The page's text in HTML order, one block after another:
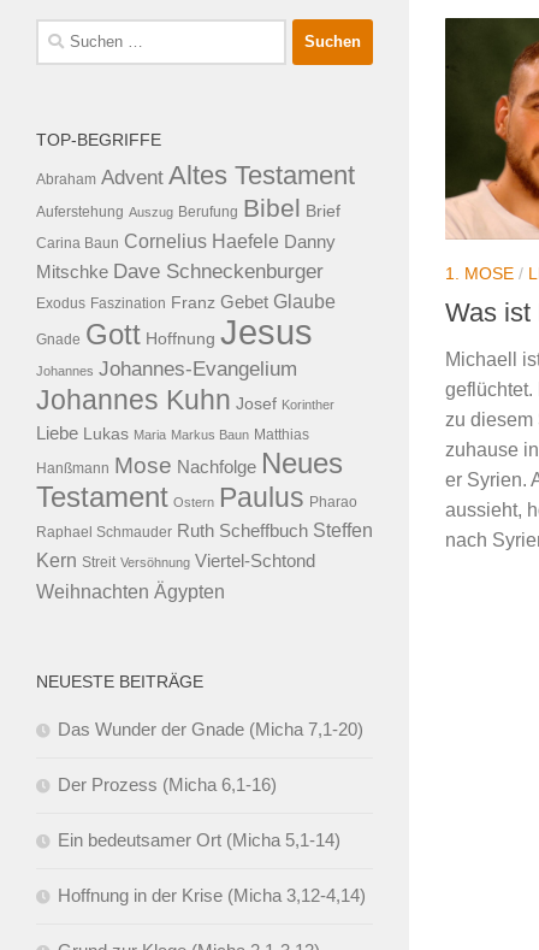
1. MOSE /
Was ist
Michaell
geflüchtet.
zu diesem
zuhause
er Syrien.
aussieht,
nach
Suche
nach:
TOP-BEGRIFFE
Abraham Advent Altes Testament
Auferstehung Auszug Berufung Bibel Brief
Carina Baun Cornelius Haefele Danny
Mitschke Dave Schneckenburger
Exodus Faszination Franz Gebet Glaube
Gnade Gott Hoffnung Jesus
Johannes Johannes-Evangelium
Johannes Kuhn Josef Korinther
Liebe Lukas Maria Markus Baun Matthias
Hanßmann Mose Nachfolge Neues
Testament Ostern Paulus Pharao
Raphael Schmauder Ruth Scheffbuch Steffen
Kern Streit Versöhnung Viertel-Schtond
Weihnachten Ägypten
NEUESTE BEITRÄGE
Das Wunder der Gnade (Micha 7,1-20)
Der Prozess (Micha 6,1-16)
Ein bedeutsamer Ort (Micha 5,1-14)
Hoffnung in der Krise (Micha 3,12-4,14)